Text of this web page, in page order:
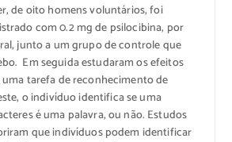
de oito homens voluntários, foi
com 0.2 mg de psilocibina, por
junto a um grupo de controle que
Em seguida estudaram os efeitos
tarefa de reconhecimento de
o indivíduo identifica se uma
é uma palavra, ou não. Estudos
que indivíduos podem identificar